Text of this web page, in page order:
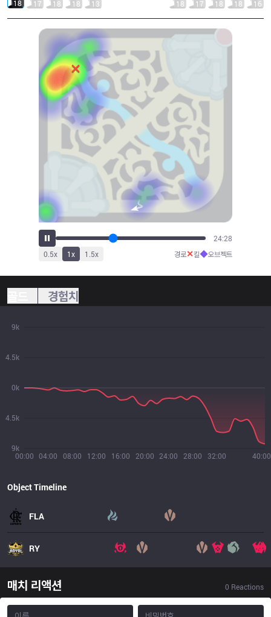
18 17 18 18 13 18 17 18 18 16
26:57
0.5x 1x 1.5x 경로✕킬◆오브젝트
경험치
00:00 04:00 08:00 12:00 16:00 20:00 24:00 28:00 32:00 40:00
9k
4.5k
0k
4.5k
9k
Object Timeline
FLA
RY
매치 리액션 0 Reactions